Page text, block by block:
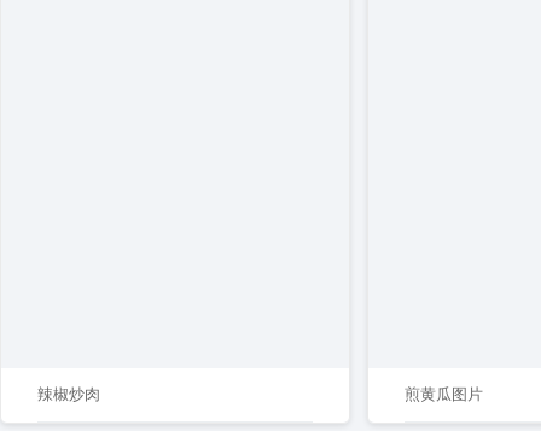
辣椒炒肉 煎黄瓜图片